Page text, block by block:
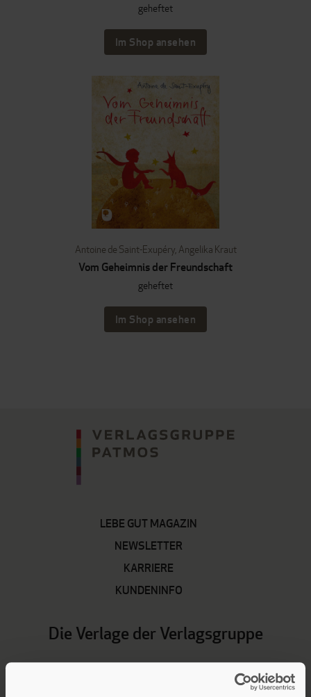
geheftet
Im Shop ansehen
Antoine de Saint-Exupéry, Angelika Kraut
Vom Geheimnis der Freundschaft
geheftet
Im Shop ansehen
LEBE GUT MAGAZIN
NEWSLETTER
KARRIERE
KUNDENINFO
Die Verlage der Verlagsgruppe